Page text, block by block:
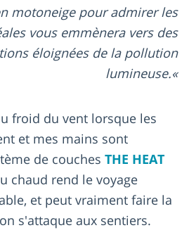
motoneige pour admirer les
vous emmènera vers des
éloignées de la pollution
lumineuse.
froid du vent lorsque les
et mes mains sont
de couches THE HEAT
chaud rend le voyage
et peut vraiment faire la
s'attaque aux sentiers.